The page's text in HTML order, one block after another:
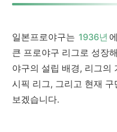
일본프로야구는 1936년
큰 프로야구 리그로 성장
야구의 설립 배경, 리그의
시픽 리그, 그리고 현재
보겠습니다.